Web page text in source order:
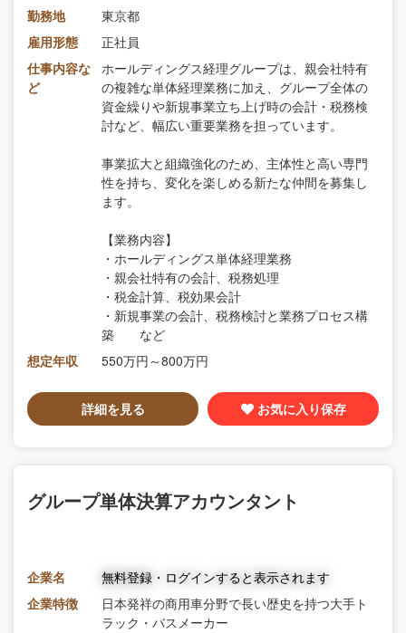
勤務地
東京都
雇用形態
正社員
仕事内容な
ど
ホールディングス経理グループは、親会社特有
の複雑な単体経理業務に加え、グループ全体の
資金繰りや新規事業立ち上げ時の会計・税務検
討など、幅広い重要業務を担っています。
事業拡大と組織強化のため、主体性と高い専門
性を持ち、変化を楽しめる新たな仲間を募集し
ます。
【業務内容】
・ホールディングス単体経理業務
・親会社特有の会計、税務処理
・税金計算、税効果会計
・新規事業の会計、税務検討と業務プロセス構
築 など
想定年収
550万円～800万円
詳細を見る お気に入り保存
グループ単体決算アカウンタント
企業名
無料登録・ログインすると表示されます
企業特徴
日本発祥の商用車分野で長い歴史を持つ大手ト
ラック・バスメーカー